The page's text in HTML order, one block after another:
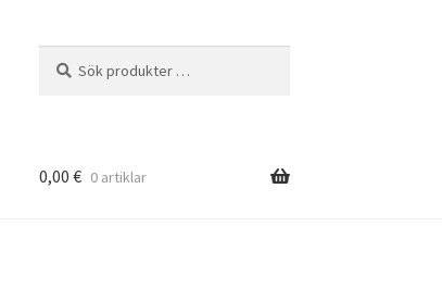
efter:
0,00 € 0 artiklar